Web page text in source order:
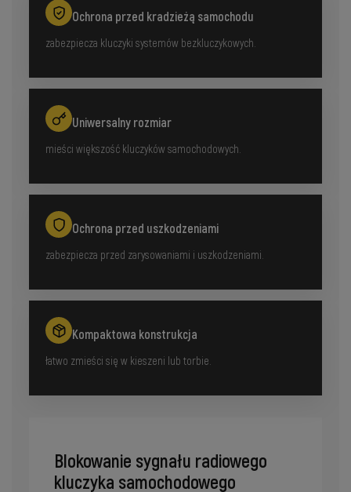
Ochrona przed kradzieżą samochodu
zabezpiecza kluczyki systemów bezkluczykowych.
Uniwersalny rozmiar
mieści większość kluczyków samochodowych.
Ochrona przed uszkodzeniami
zabezpiecza przed zarysowaniami i uszkodzeniami.
Kompaktowa konstrukcja
łatwo zmieści się w kieszeni lub torbie.
Blokowanie sygnału radiowego
kluczyka samochodowego